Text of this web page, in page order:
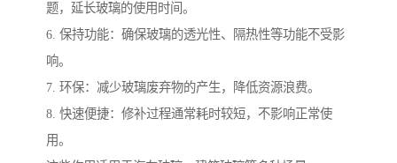
题，延长玻璃的使用时间。
6. 保持功能：确保玻璃的透光性、隔热性等功能不受影
响。
7. 环保：减少玻璃废弃物的产生，降低资源浪费。
8. 快速便捷：修补过程通常耗时较短，不影响正常使
用。